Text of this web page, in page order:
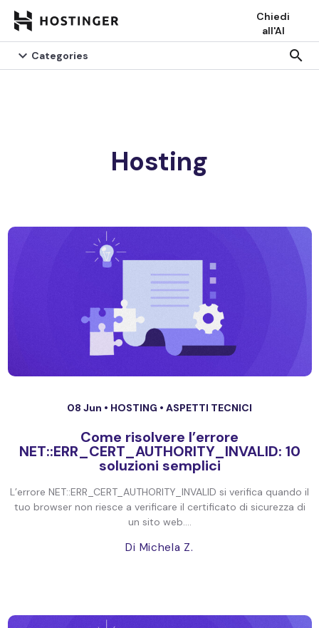
Chiedi
all'AI
 Categories search
Hosting
08 Jun • HOSTING • ASPETTI TECNICI
Come risolvere l’errore
NET::ERR_CERT_AUTHORITY_INVALID: 10
soluzioni semplici
L’errore NET::ERR_CERT_AUTHORITY_INVALID si verifica quando il
tuo browser non riesce a verificare il certificato di sicurezza di
un sito web....
Di Michela Z.